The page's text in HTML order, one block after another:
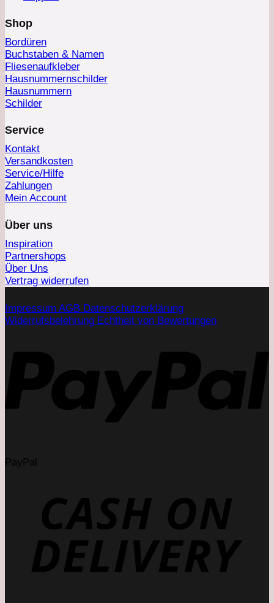
Shop
Bordüren
Buchstaben & Namen
Fliesenaufkleber
Hausnummernschilder
Hausnummern
Schilder
Service
Kontakt
Versandkosten
Service/Hilfe
Zahlungen
Mein Account
Über uns
Inspiration
Partnershops
Über Uns
Vertrag widerrufen
Impressum AGB Datenschutzerklärung
Widerrufsbelehrung Echtheit von Bewertungen
PayPal